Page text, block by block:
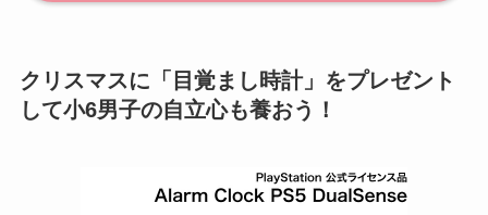
クリスマスに「目覚まし時計」をプレゼント
して小6男子の自立心も養おう！